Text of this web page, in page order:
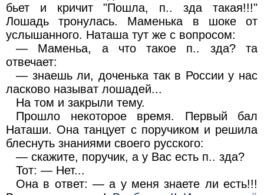
бьет и кричит "Пошла, п.. зда такая!!!"
Лошадь тронулась. Маменька в шоке от
услышанного. Наташа тут же с вопросом:
— Маменьа, а что такое п.. зда? та
отвечает:
— знаешь ли, доченька так в России у нас
ласково называт лошадей...
На том и закрыли тему.
Прошло некоторое время. Первый бал
Наташи. Она танцует с поручиком и решила
блеснуть знаниями своего русского:
— скажите, поручик, а у Вас есть п.. зда?
Тот: — Нет...
Она в ответ: — а у меня знаете ли есть!!!